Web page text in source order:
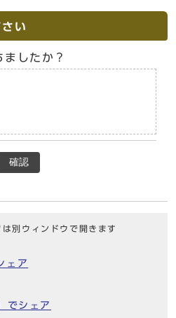
い
したか？
確認
別ウィンドウで開きます
ェア
でシェア